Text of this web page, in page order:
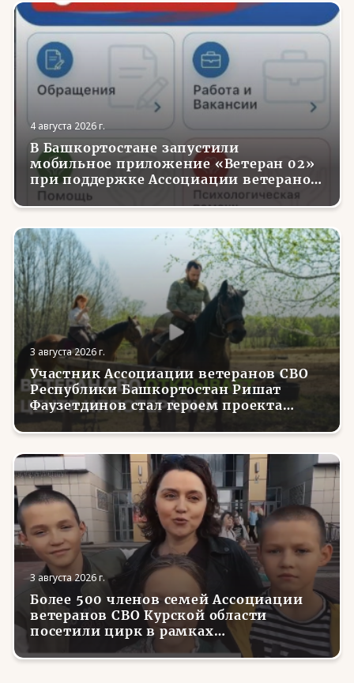
4 августа 2026 г.
В Башкортостане запустили
мобильное приложение «Ветеран 02»
при поддержке Ассоциации ветеранов
СВО
3 августа 2026 г.
Участник Ассоциации ветеранов СВО
Республики Башкортостан Ришат
Фаузетдинов стал героем проекта
телеканала RT.Док «Держи удар! С
Николаем Валуевым»
3 августа 2026 г.
Более 500 членов семей Ассоциации
ветеранов СВО Курской области
посетили цирк в рамках
всероссийской акции